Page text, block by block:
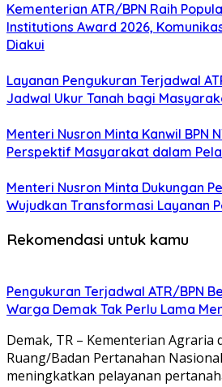
Kementerian ATR/BPN Raih
Institutions Award 2026,
Diakui
Layanan Pengukuran Terjadwal
Jadwal Ukur Tanah bagi
Menteri Nusron Minta Kanwil BPN
Perspektif Masyarakat dalam
Menteri Nusron Minta Dukungan
Wujudkan Transformasi Layanan
Rekomendasi untuk kamu
Pengukuran Terjadwal ATR/BPN
Warga Demak Tak Perlu Lama
Demak, TR – Kementerian Agraria
Ruang/Badan Pertanahan
meningkatkan pelayanan